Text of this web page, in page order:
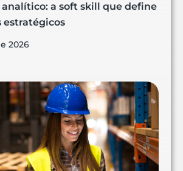
a soft skill que define
estratégicos
2026